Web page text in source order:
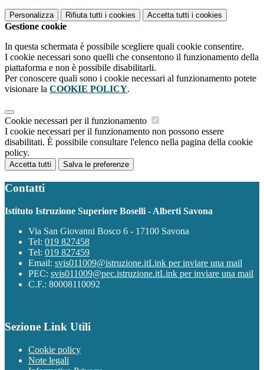
Personalizza Rifiuta tutti i cookies Accetta tutti i cookies
Gestione cookie
In questa schermata è possibile scegliere quali cookie consentire.
I cookie necessari sono quelli che consentono il funzionamento della
piattaforma e non è possibile disabilitarli.
Per conoscere quali sono i cookie necessari al funzionamento potete
visionare la COOKIE POLICY.
Cookie necessari per il funzionamento
I cookie necessari per il funzionamento non possono essere
disabilitati. È possibile consultare l'elenco nella pagina della cookie
policy.
Accetta tutti Salva le preferenze
Contatti
Istituto Istruzione Superiore Boselli - Alberti Savona
Via San Giovanni Bosco 6 - 17100 Savona
Tel: 019 827458
Tel: 019 827459
Email: svis011009@istruzione.itLink per inviare una mail
PEC: svis011009@pec.istruzione.itLink per inviare una mail
C.F.: 80008110092
Sezione Link Utili
Cookie policy
Note legali